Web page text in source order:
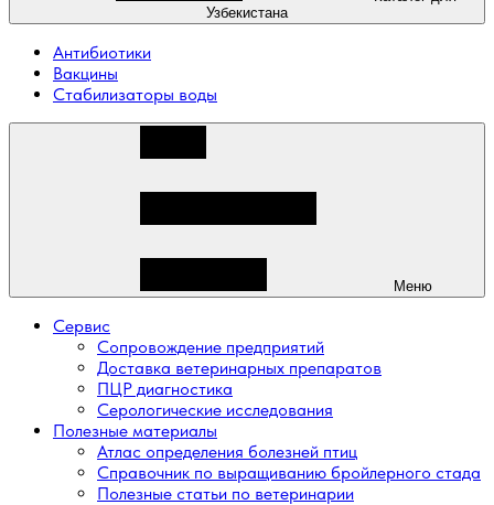
Узбекистана
Антибиотики
Вакцины
Стабилизаторы воды
Меню
Сервис
Сопровождение предприятий
Доставка ветеринарных препаратов
ПЦР диагностика
Серологические исследования
Полезные материалы
Атлас определения болезней птиц
Справочник по выращиванию бройлерного стада
Полезные статьи по ветеринарии